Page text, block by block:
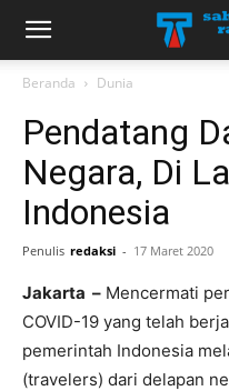
Beranda Dunia
Pendatang
Negara, Di
Indonesia
Penulis redaksi - 17 Maret 2020
Jakarta – Mencermati
COVID-19 yang telah
pemerintah Indonesia
(travelers) dari delapan